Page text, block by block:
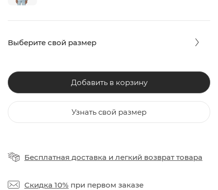
Выберите свой размер
Добавить в корзину
Узнать свой размер
Бесплатная доставка и легкий возврат товара
Скидка 10% при первом заказе